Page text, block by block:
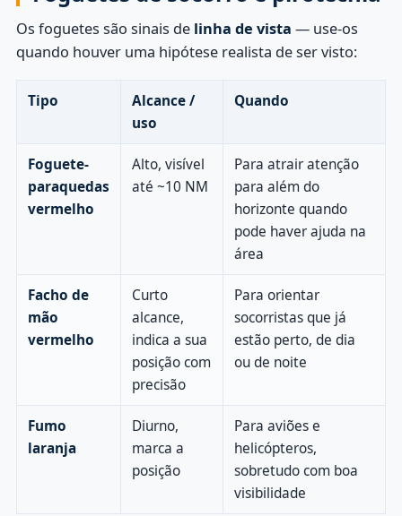
Os foguetes são sinais de linha de vista — use-os
quando houver uma hipótese realista de ser visto:
Tipo
Alcance /
uso
Quando
Foguete-
paraquedas
vermelho
Alto, visível
até ~10 NM
Para atrair atenção
para além do
horizonte quando
pode haver ajuda na
área
Facho de
mão
vermelho
Curto
alcance,
indica a sua
posição com
precisão
Para orientar
socorristas que já
estão perto, de dia
ou de noite
Fumo
laranja
Diurno,
marca a
posição
Para aviões e
helicópteros,
sobretudo com boa
visibilidade